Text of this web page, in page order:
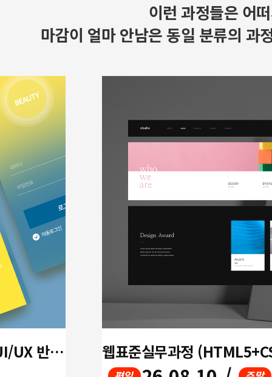
이런 과정들은 어
마감이 얼마 안남은 동일 분류의 과
(디지털디자인)생성형 AI 활용 UI/UX 반응형 웹디자인&웹퍼블리셔(Figma활용)A